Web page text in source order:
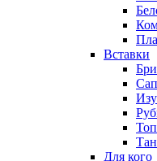
Вставки
Для кого